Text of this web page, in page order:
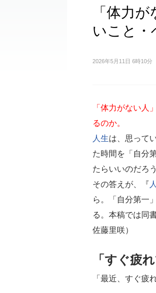
「体力
いこと・
2026年5月11日 6時10分
「体力がない人
るのか。
人生は、思って
た時間を「自分
たらいいのだろ
その答えが、『
ら。「自分第一
る。本稿では同
佐藤里咲）
「すぐ疲
「最近、すぐ疲